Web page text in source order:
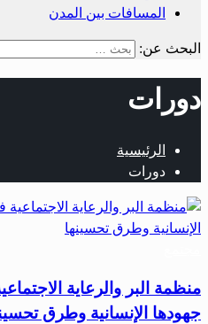
المسافات بين المدن
البحث عن:
دورات
الرئيسية
دورات
منظمة البر والرعاية
جهودها الإنسانية وطرق